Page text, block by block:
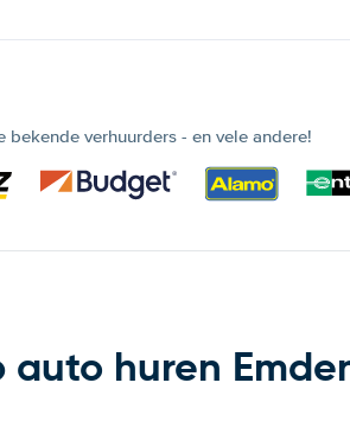
bekende verhuurders - en vele andere!
auto huren